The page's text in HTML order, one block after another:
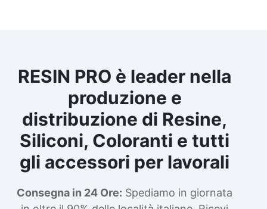
RESIN PRO è leader nella
produzione e
distribuzione di Resine,
Siliconi, Coloranti e tutti
gli accessori per lavorali
Consegna in 24 Ore: Spediamo in giornata